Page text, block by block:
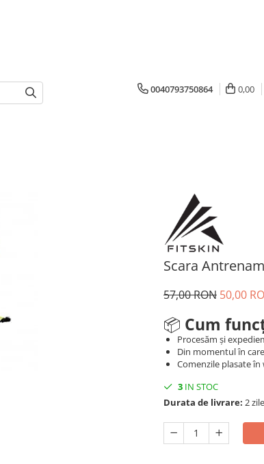
0040793750864 0,00
Scara
57,00 RON 50,00
📦 Cum
Procesăm și
Din momentul în
Comenzile plasate
3 IN STOC
Durata de livrare: 2 zile